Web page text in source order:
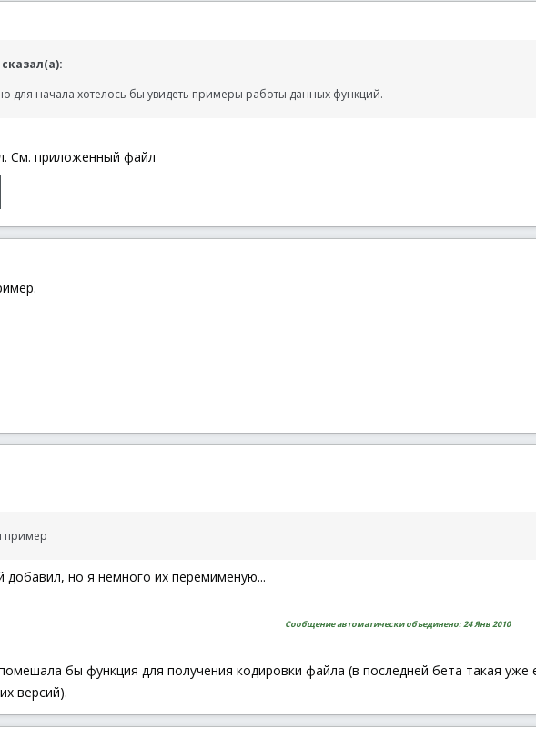
для начала хотелось бы увидеть примеры работы данных функций.
См. приложенный файл
пример
добавил, но я немного их перемименую...
Сообщение автоматически объединено:24 Янв 2010
бы функция для получения кодировки файла (в последней бета такая
версий).